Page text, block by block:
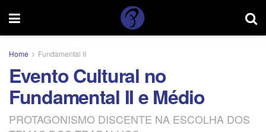
Home Fundamental II
Evento Cultural no
Fundamental II e Médio
PROTAGONISMO DISCENTE NA ESCOLHA DOS